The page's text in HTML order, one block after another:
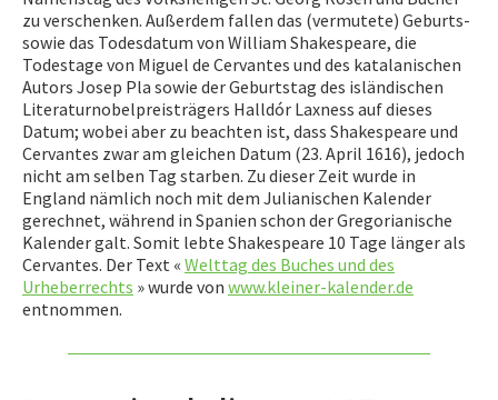
zu verschenken. Außerdem fallen das (vermutete) Geburts-
sowie das Todesdatum von William Shakespeare, die
Todestage von Miguel de Cervantes und des katalanischen
Autors Josep Pla sowie der Geburtstag des isländischen
Literaturnobelpreisträgers Halldór Laxness auf dieses
Datum; wobei aber zu beachten ist, dass Shakespeare und
Cervantes zwar am gleichen Datum (23. April 1616), jedoch
nicht am selben Tag starben. Zu dieser Zeit wurde in
England nämlich noch mit dem Julianischen Kalender
gerechnet, während in Spanien schon der Gregorianische
Kalender galt. Somit lebte Shakespeare 10 Tage länger als
Cervantes. Der Text « Welttag des Buches und des
Urheberrechts » wurde von www.kleiner-kalender.de
entnommen.